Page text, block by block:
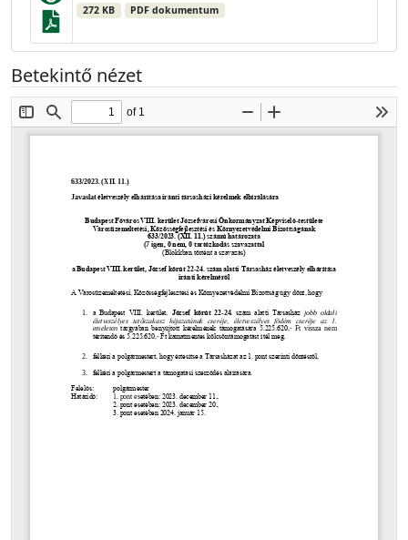
272 KB PDF dokumentum
Betekintő nézet